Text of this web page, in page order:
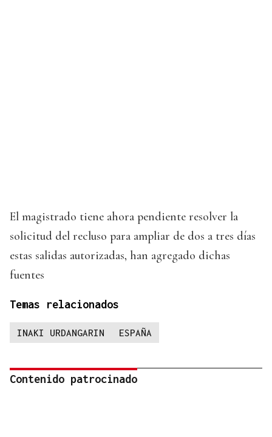
El magistrado tiene ahora pendiente resolver la
solicitud del recluso para ampliar de dos a tres días
estas salidas autorizadas, han agregado dichas
fuentes
Temas relacionados
INAKI URDANGARIN ESPAÑA
Contenido patrocinado